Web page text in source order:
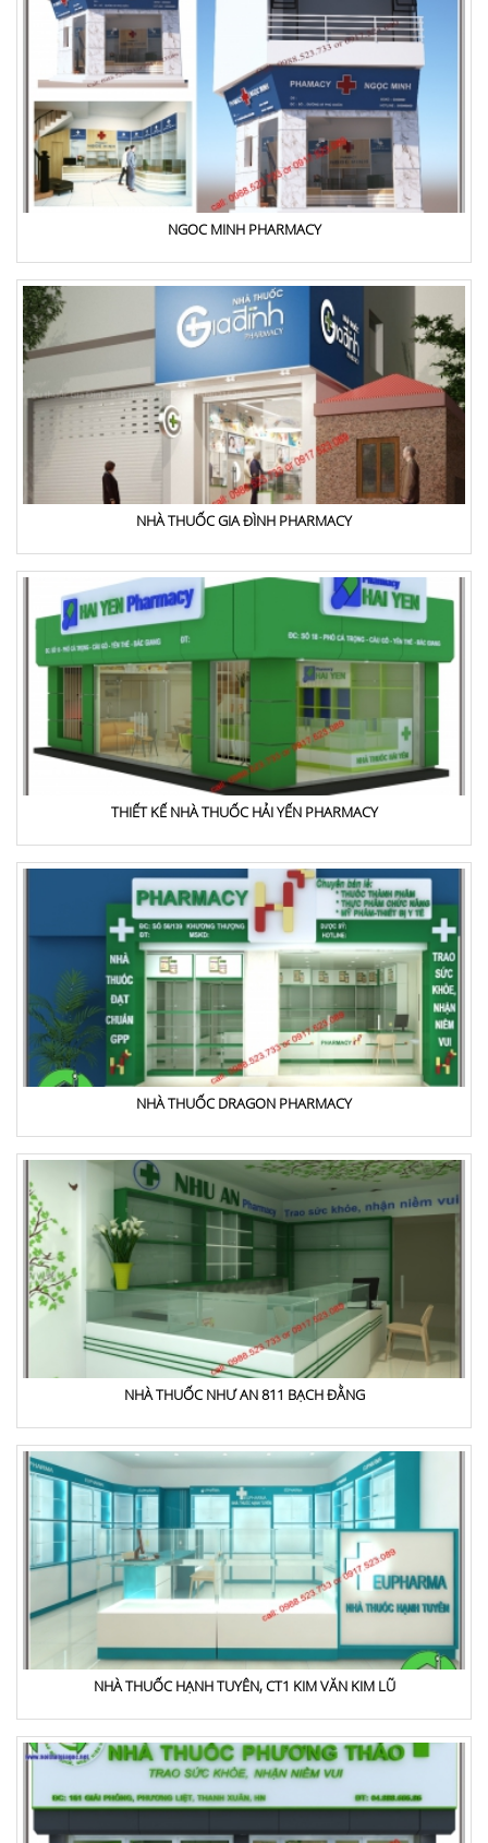
NGOC MINH PHARMACY
NHÀ THUỐC GIA ĐÌNH PHARMACY
THIẾT KẾ NHÀ THUỐC HẢI YẾN PHARMACY
NHÀ THUỐC DRAGON PHARMACY
NHÀ THUỐC NHƯ AN 811 BẠCH ĐẰNG
NHÀ THUỐC HẠNH TUYÊN, CT1 KIM VĂN KIM LŨ